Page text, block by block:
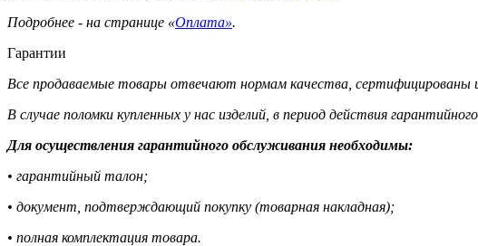
Подробнее - на странице «Оплата».
Гарантии
Все продаваемые товары отвечают нормам качества, сертифицированы
В случае поломки купленных у нас изделий, в период действия
Для осуществления гарантийного обслуживания необходимы:
• гарантийный талон;
• документ, подтверждающий покупку (товарная накладная);
• полная комплектация товара.